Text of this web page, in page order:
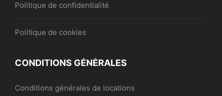
Politique de confidentialité
Politique de cookies
CONDITIONS GÉNÉRALES
Conditions générales de locations